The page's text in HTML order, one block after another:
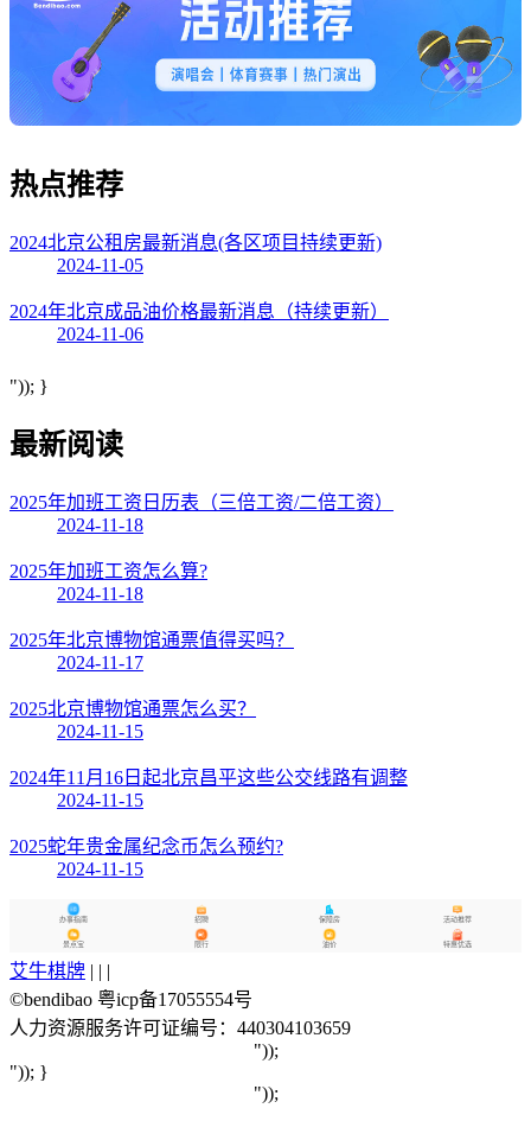
热点推荐
2024北京公租房最新消息(各区项目持续更新)
2024-11-05
2024年北京成品油价格最新消息（持续更新）
2024-11-06
")); }
最新阅读
2025年加班工资日历表（三倍工资/二倍工资）
2024-11-18
2025年加班工资怎么算?
2024-11-18
2025年北京博物馆通票值得买吗？
2024-11-17
2025北京博物馆通票怎么买？
2024-11-15
2024年11月16日起北京昌平这些公交线路有调整
2024-11-15
2025蛇年贵金属纪念币怎么预约?
2024-11-15
办事指南 招聘 保障房 活动推荐
景点宝 限行 油价 特惠优选
艾牛棋牌
©bendibao 粤icp备17055554号
人力资源服务许可证编号：440304103659
"));
")); }
"));